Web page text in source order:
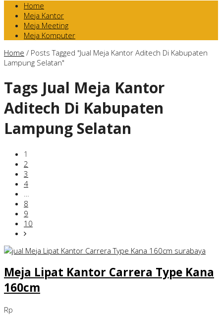
Home
Meja Kantor
Meja Meeting
Meja Komputer
Home / Posts Tagged "Jual Meja Kantor Aditech Di Kabupaten
Lampung Selatan"
Tags Jual Meja Kantor
Aditech Di Kabupaten
Lampung Selatan
1
2
3
4
8
9
10
Meja Lipat Kantor Carrera Type Kana
160cm
Rp